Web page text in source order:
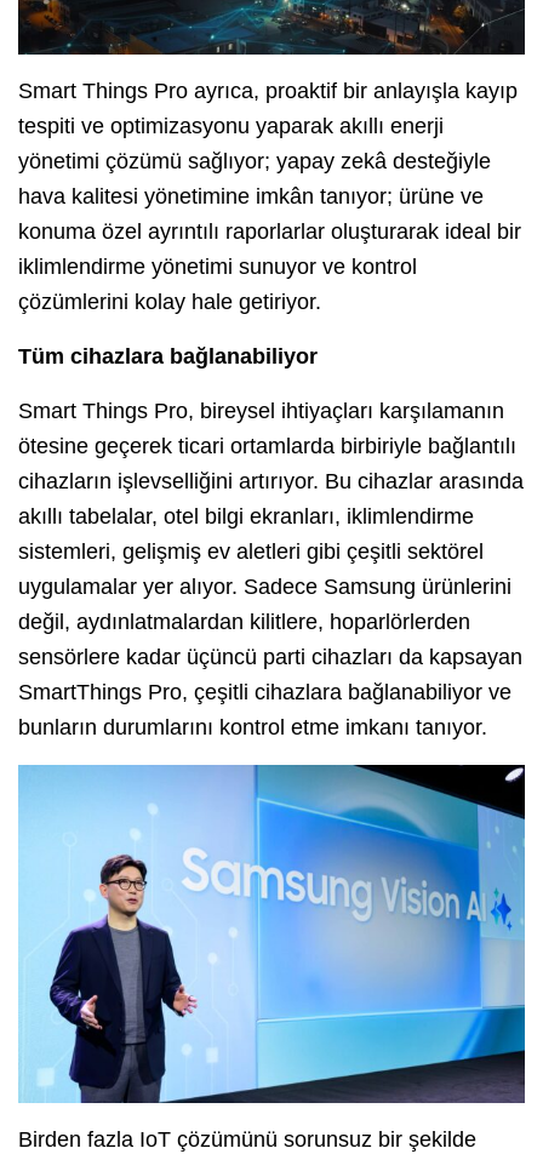
Smart Things Pro ayrıca, proaktif bir anlayışla kayıp
tespiti ve optimizasyonu yaparak akıllı enerji
yönetimi çözümü sağlıyor; yapay zekâ desteğiyle
hava kalitesi yönetimine imkân tanıyor; ürüne ve
konuma özel ayrıntılı raporlarlar oluşturarak ideal bir
iklimlendirme yönetimi sunuyor ve kontrol
çözümlerini kolay hale getiriyor.
Tüm cihazlara bağlanabiliyor
Smart Things Pro, bireysel ihtiyaçları karşılamanın
ötesine geçerek ticari ortamlarda birbiriyle bağlantılı
cihazların işlevselliğini artırıyor. Bu cihazlar arasında
akıllı tabelalar, otel bilgi ekranları, iklimlendirme
sistemleri, gelişmiş ev aletleri gibi çeşitli sektörel
uygulamalar yer alıyor. Sadece Samsung ürünlerini
değil, aydınlatmalardan kilitlere, hoparlörlerden
sensörlere kadar üçüncü parti cihazları da kapsayan
SmartThings Pro, çeşitli cihazlara bağlanabiliyor ve
bunların durumlarını kontrol etme imkanı tanıyor.
Birden fazla IoT çözümünü sorunsuz bir şekilde